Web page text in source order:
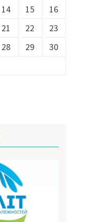
14 15
16
21 22
23
28 29
30